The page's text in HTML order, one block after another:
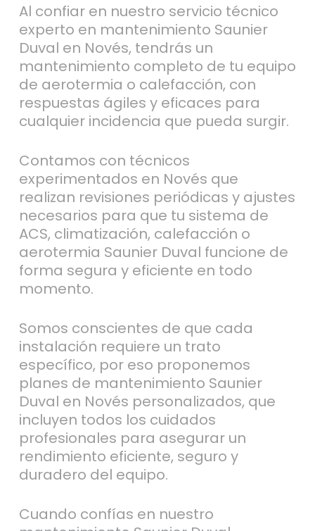
Al confiar en nuestro servicio técnico
experto en mantenimiento Saunier
Duval en Novés, tendrás un
mantenimiento completo de tu equipo
de aerotermia o calefacción, con
respuestas ágiles y eficaces para
cualquier incidencia que pueda surgir.
Contamos con técnicos
experimentados en Novés que
realizan revisiones periódicas y ajustes
necesarios para que tu sistema de
ACS, climatización, calefacción o
aerotermia Saunier Duval funcione de
forma segura y eficiente en todo
momento.
Somos conscientes de que cada
instalación requiere un trato
específico, por eso proponemos
planes de mantenimiento Saunier
Duval en Novés personalizados, que
incluyen todos los cuidados
profesionales para asegurar un
rendimiento eficiente, seguro y
duradero del equipo.
Cuando confías en nuestro